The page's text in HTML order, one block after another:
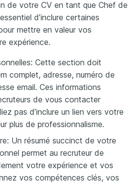
de votre CV en tant que Chef de
d’inclure certaines
mettre en valeur vos
expérience.
Cette section doit
complet, adresse, numéro de
email. Ces informations
de vous contacter
pas d’inclure un lien vers votre
plus de professionnalisme.
Un résumé succinct de votre
permet au recruteur de
votre expérience et vos
vos compétences clés, vos